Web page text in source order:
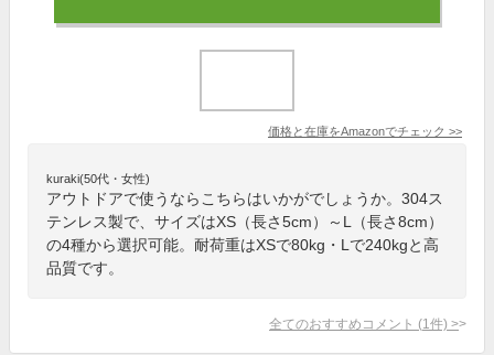
価格と在庫をAmazonでチェック >>
kuraki(50代・女性)
アウトドアで使うならこちらはいかがでしょうか。304ス
テンレス製で、サイズはXS（長さ5cm）～L（長さ8cm）
の4種から選択可能。耐荷重はXSで80kg・Lで240kgと高
品質です。
全てのおすすめコメント (1 件) >